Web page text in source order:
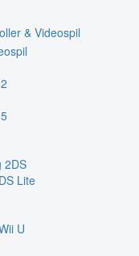
& Videospil
2DS
Lite
U